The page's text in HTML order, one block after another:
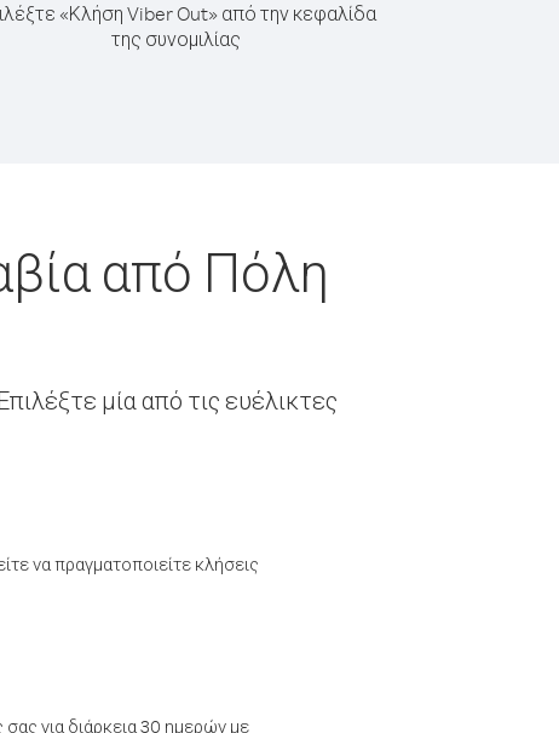
«Κλήση Viber Out» από την κεφαλίδα
της συνομιλίας
από Πόλη
μία από τις ευέλικτες
να πραγματοποιείτε κλήσεις
για διάρκεια 30 ημερών με